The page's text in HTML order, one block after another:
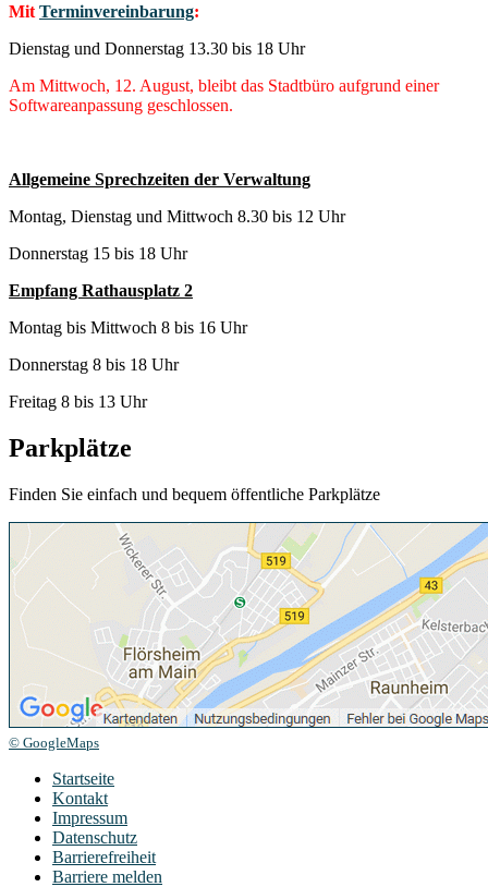
Mit Terminvereinbarung:
Dienstag und Donnerstag 13.30 bis 18 Uhr
Am Mittwoch, 12. August, bleibt das Stadtbüro aufgrund einer
Softwareanpassung geschlossen.
Allgemeine Sprechzeiten der Verwaltung
Montag, Dienstag und Mittwoch 8.30 bis 12 Uhr
Donnerstag 15 bis 18 Uhr
Empfang Rathausplatz 2
Montag bis Mittwoch 8 bis 16 Uhr
Donnerstag 8 bis 18 Uhr
Freitag 8 bis 13 Uhr
Parkplätze
Finden Sie einfach und bequem öffentliche Parkplätze
© GoogleMaps
Startseite
Kontakt
Impressum
Datenschutz
Barrierefreiheit
Barriere melden